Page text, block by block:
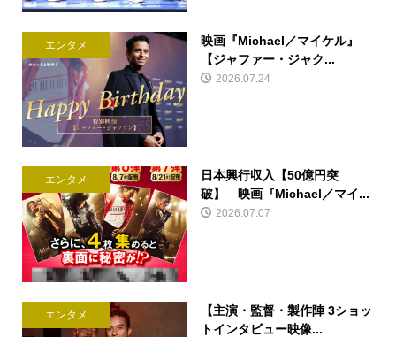
エンタメ
映画『Michael／マイケル』
【ジャファー・ジャク...
2026.07.24
エンタメ
日本興行収入【50億円突
破】 映画『Michael／マイ...
2026.07.07
エンタメ
【主演・監督・製作陣 3ショッ
トインタビュー映像...